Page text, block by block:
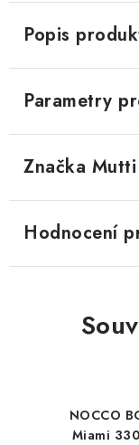
Popis
Parametry
Značka Mutti
Hodnocení
NOCCO
Miami